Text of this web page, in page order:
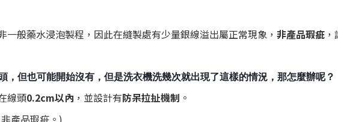
一般藥水浸泡製程，因此在縫製處有少量銀線溢出屬正常現象， 非產品瑕疵
，但也可能開始沒有，但是洗衣機洗幾次就出現了這樣的情況，那怎麼辦呢？
線頭0.2cm以內 ，並設計有防呆拉扯機制 。